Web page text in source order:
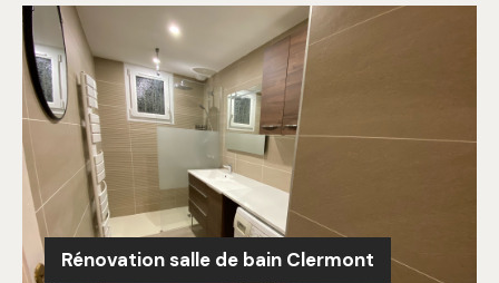
Rénovation salle de bain Clermont